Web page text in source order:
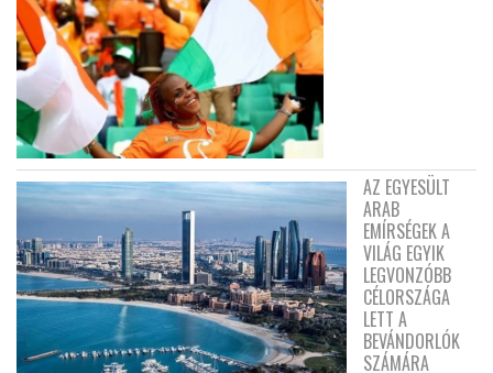
AZ EGYESÜLT
ARAB
EMÍRSÉGEK A
VILÁG EGYIK
LEGVONZÓBB
CÉLORSZÁGA
LETT A
BEVÁNDORLÓK
SZÁMÁRA